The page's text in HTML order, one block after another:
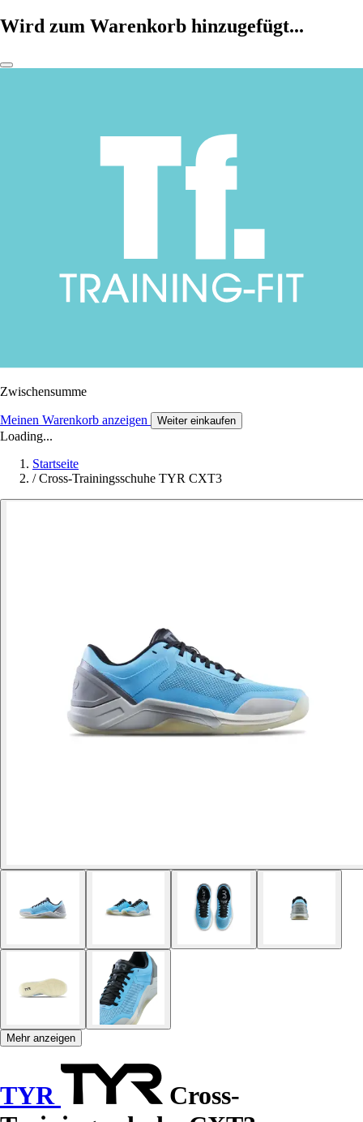
Wird zum Warenkorb hinzugefügt...
Zwischensumme
Meinen Warenkorb anzeigen Weiter einkaufen
Loading...
Startseite
/ Cross-Trainingsschuhe TYR CXT3
Mehr anzeigen
TYR
Cross-